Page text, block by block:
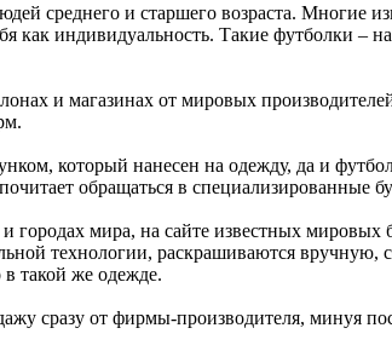
среднего и старшего возраста. Многие
как индивидуальность. Такие футболки –
и магазинах от мировых
который нанесен на одежду, да и
обращаться в специализированные
мира, на сайте известных
технологии, раскрашиваются вручную,
такой же одежде.
сразу от фирмы-производителя, минуя